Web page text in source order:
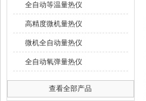
全自动等温量热仪
高精度微机量热仪
微机全自动量热仪
全自动氧弹量热仪
查看全部产品